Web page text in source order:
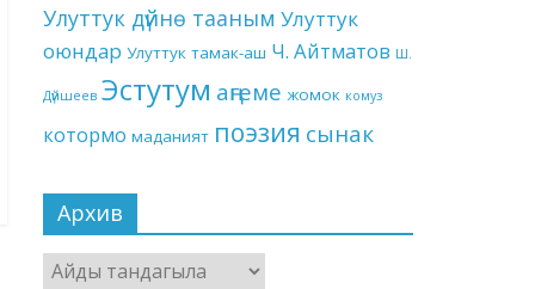
Улуттук дүйнө тааным Улуттук
оюндар Улуттук тамак-аш Ч. Айтматов Ш.
Дүйшеев Эстутум аңгеме жомок комуз
котормо маданият поэзия сынак
Архив
Архив